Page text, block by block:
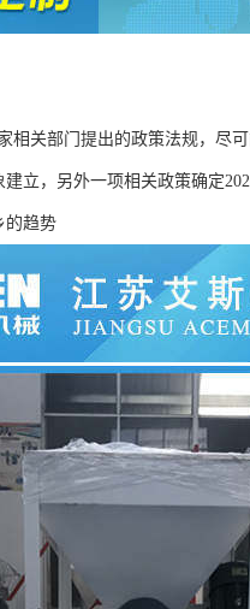
关部门提出的政策法规，尽
立，另外一项相关政策确定
的趋势